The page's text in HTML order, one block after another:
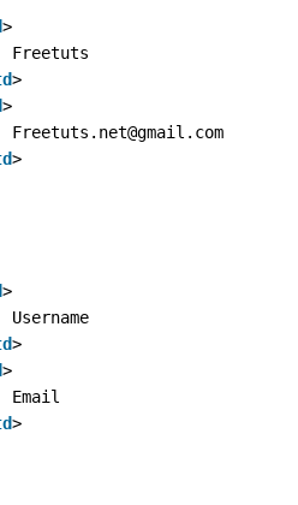
>
Freetuts
>
>
Freetuts.net@gmail.com
>
>
Username
>
>
Email
>